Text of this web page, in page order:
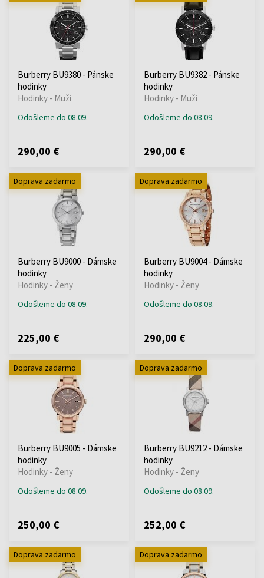
Burberry BU9380 - Pánske
hodinky
Hodinky - Muži
Odošleme do 08.09.
290,00 €
Burberry BU9382 - Pánske
hodinky
Hodinky - Muži
Odošleme do 08.09.
290,00 €
Doprava zadarmo
Burberry BU9000 - Dámske
hodinky
Hodinky - Ženy
Odošleme do 08.09.
225,00 €
Doprava zadarmo
Burberry BU9004 - Dámske
hodinky
Hodinky - Ženy
Odošleme do 08.09.
290,00 €
Doprava zadarmo
Burberry BU9005 - Dámske
hodinky
Hodinky - Ženy
Odošleme do 08.09.
250,00 €
Doprava zadarmo
Burberry BU9212 - Dámske
hodinky
Hodinky - Ženy
Odošleme do 08.09.
252,00 €
Doprava zadarmo Doprava zadarmo